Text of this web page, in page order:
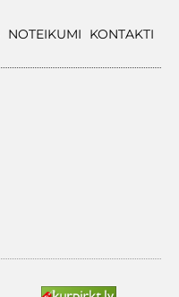
NOTEIKUMI KONTAKTI